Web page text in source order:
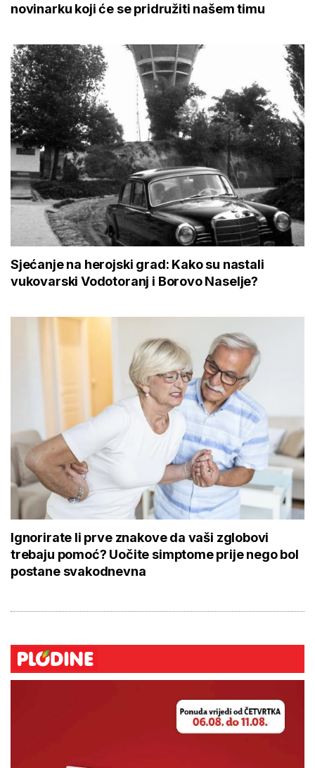
novinarku koji će se pridružiti našem timu
Sjećanje na herojski grad: Kako su nastali
vukovarski Vodotoranj i Borovo Naselje?
Ignorirate li prve znakove da vaši zglobovi
trebaju pomoć? Uočite simptome prije nego bol
postane svakodnevna